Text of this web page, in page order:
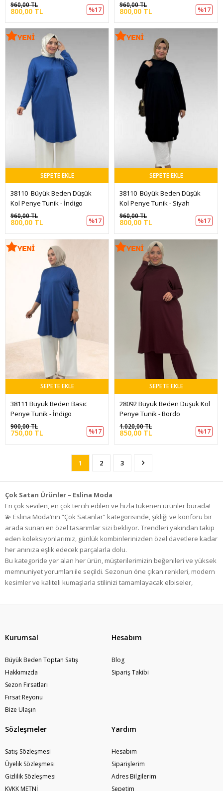
800,00 TL
960,00 TL
%17 800,00 TL
960,00 TL
%17
SEPETE EKLE
38110  Büyük Beden Düşük
Kol Penye Tunik - İndigo
800,00 TL
960,00 TL
%17
SEPETE EKLE
38110  Büyük Beden Düşük
Kol Penye Tunik - Siyah
800,00 TL
960,00 TL
%17
SEPETE EKLE
38111 Büyük Beden Basic
Penye Tunik - İndigo
750,00 TL
900,00 TL
%17
SEPETE EKLE
28092 Büyük Beden Düşük Kol
Penye Tunik - Bordo
850,00 TL
1.020,00 TL
%17
1 2 3
Çok Satan Ürünler – Eslina Moda
En çok sevilen, en çok tercih edilen ve hızla tükenen ürünler burada!
💫 Eslina Moda’nın “Çok Satanlar” kategorisinde, şıklığı ve konforu bir
arada sunan en özel tasarımlar sizi bekliyor. Trendleri yakından takip
eden koleksiyonlarımız, günlük kombinlerinizden özel davetlere kadar
her anınıza eşlik edecek parçalarla dolu.
Bu kategoride yer alan her ürün, müşterilerimizin beğenileri ve yüksek
memnuniyet yorumları ile seçildi. Sezonun öne çıkan renkleri, modern
kesimler ve kaliteli kumaşlarla stilinizi tamamlayacak elbiseler,
🛍Tükenmeden Sepete Ekleyin– “Çok Satanlar” kategorisindeki
Kurumsal
Büyük Beden Toptan Satış
Hakkımızda
Sezon Fırsatları
Fırsat Reyonu
Bize Ulaşın
Hesabım
Blog
Sipariş Takibi
Sözleşmeler
Satış Sözleşmesi
Üyelik Sözleşmesi
Gizlilik Sözleşmesi
KVKK METNİ
Yardım
Hesabım
Siparişlerim
Adres Bilgilerim
Sepetim